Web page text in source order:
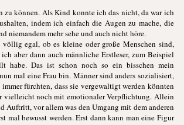
zu können. Als Kind konnte ich das nicht, da war ich
indem ich einfach die Augen zu mache, die
niemandem mehr sehe und auch nicht höre.
egal, ob es kleine oder große Menschen sind,
aber dann auch männliche Erstleser, zum Beispiel
habe. Das ist schon noch so ein bisschen mein
mal eine Frau bin. Männer sind anders sozialisiert,
fürchten, dass sie vergewaltigt werden könnten
vielleicht noch mit emotionaler Verpflichtung. Allein
Auftritt, vor allem was den Umgang mit dem anderen
mal bewusst werden. Erst dann kann man eine Figur